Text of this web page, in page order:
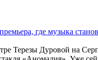
где музыка
Терезы Дуровой на